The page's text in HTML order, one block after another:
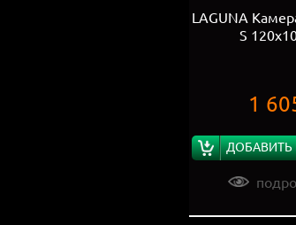
LAGUNA
S
1
ДОБАВИТЬ